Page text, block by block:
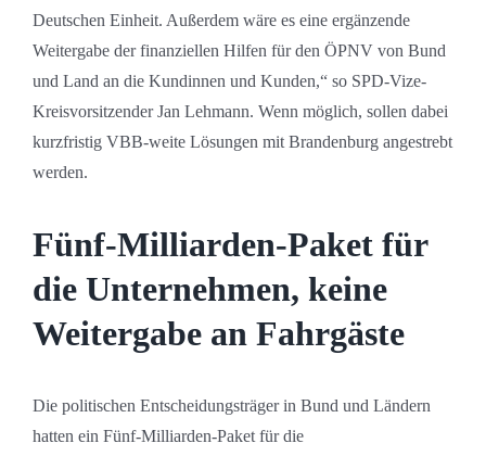
Deutschen Einheit. Außerdem wäre es eine ergänzende
Weitergabe der finanziellen Hilfen für den ÖPNV von Bund
und Land an die Kundinnen und Kunden,“ so SPD-Vize-
Kreisvorsitzender Jan Lehmann. Wenn möglich, sollen dabei
kurzfristig VBB-weite Lösungen mit Brandenburg angestrebt
werden.
Fünf-Milliarden-Paket für
die Unternehmen, keine
Weitergabe an Fahrgäste
Die politischen Entscheidungsträger in Bund und Ländern
hatten ein Fünf-Milliarden-Paket für die